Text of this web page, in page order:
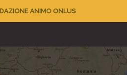
ANIMO ONLUS